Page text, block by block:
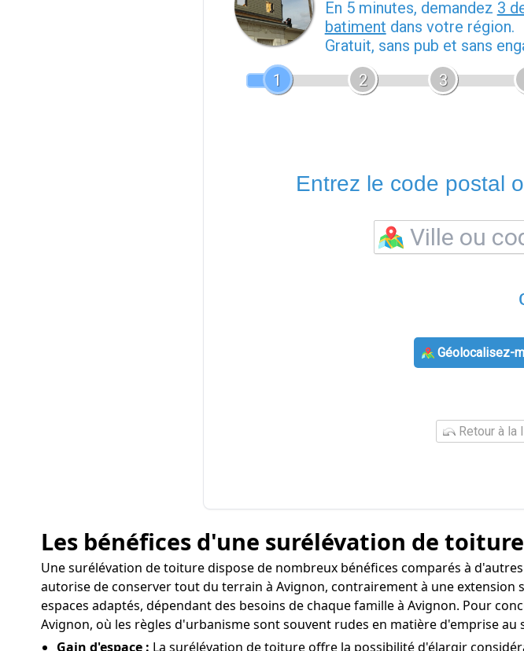
En 5 minutes, demandez 3
batiment dans votre région.
Gratuit, sans pub et sans
1
2 3
Entrez le code postal
Géolocalisez-
Retour à
Les bénéfices d'une surélévation de
Une surélévation de toiture dispose de nombreux bénéfices comparés à
autorise de conserver tout du terrain à Avignon, contrairement à une
espaces adaptés, dépendant des besoins de chaque famille à Avignon. Pour
Avignon, où les règles d'urbanisme sont souvent rudes en matière d'emprise au
Gain d'espace : La surélévation de toiture offre la possibilité d'élargir